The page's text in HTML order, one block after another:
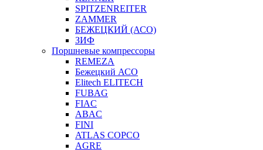
SPITZENREITER
ZAMMER
БЕЖЕЦКИЙ (АСО)
ЗИФ
Поршневые компрессоры
REMEZA
Бежецкий АСО
Elitech ELITECH
FUBAG
FIAC
ABAC
FINI
ATLAS COPCO
AGRE